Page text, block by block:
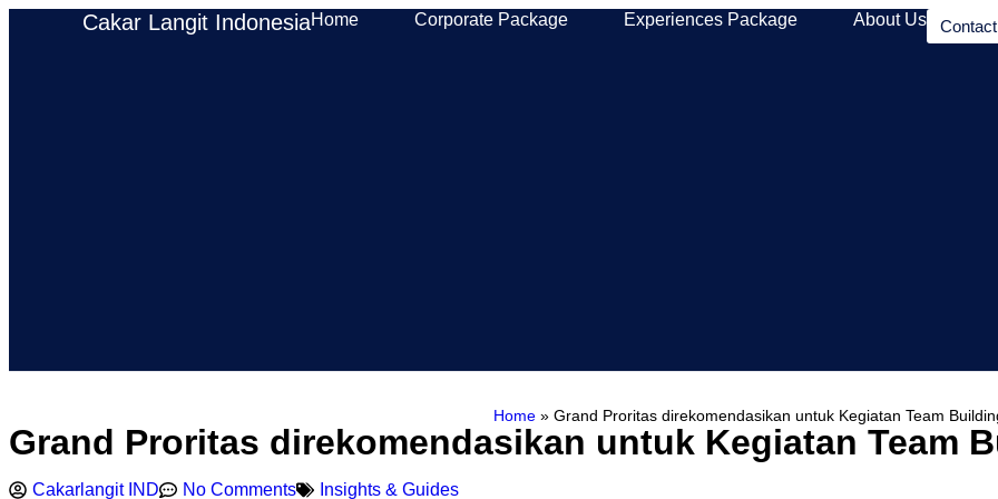
Cakar Langit IndonesiaHome Corporate Package Experiences Package About Us
Home» Grand Proritas direkomendasikan untuk Kegiatan Team
Grand Proritas direkomendasikan untuk Kegiatan Team
Cakarlangit IND No Comments
Insights & Guides